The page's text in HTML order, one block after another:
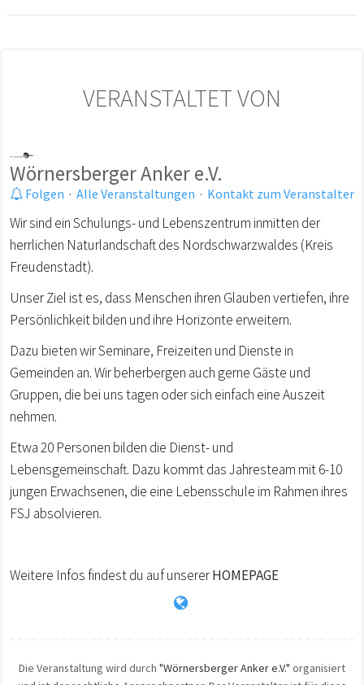
VERANSTALTET VON
Wörnersberger Anker e.V.
Folgen · Alle Veranstaltungen · Kontakt zum Veranstalter
Wir sind ein Schulungs- und Lebenszentrum inmitten der
herrlichen Naturlandschaft des Nordschwarzwaldes (Kreis
Freudenstadt).
Unser Ziel ist es, dass Menschen ihren Glauben vertiefen, ihre
Persönlichkeit bilden und ihre Horizonte erweitern.
Dazu bieten wir Seminare, Freizeiten und Dienste in
Gemeinden an. Wir beherbergen auch gerne Gäste und
Gruppen, die bei uns tagen oder sich einfach eine Auszeit
nehmen.
Etwa 20 Personen bilden die Dienst- und
Lebensgemeinschaft. Dazu kommt das Jahresteam mit 6-10
jungen Erwachsenen, die eine Lebensschule im Rahmen ihres
FSJ absolvieren.
Weitere Infos findest du auf unsererHOMEPAGE
Die Veranstaltung wird durch "Wörnersberger Anker e.V." organisiert